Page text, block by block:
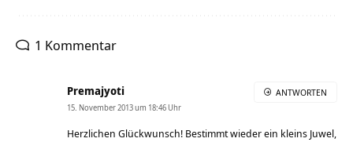
1 Kommentar
Premajyoti
15. November 2013 um 18:46 Uhr
Herzlichen Glückwunsch! Bestimmt wieder ein kleins Juwel,
ANTWORTEN